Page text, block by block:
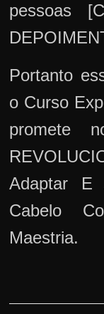
pessoas
Portanto
o Curso
promete
Adaptar E
Cabelo
Maestria.